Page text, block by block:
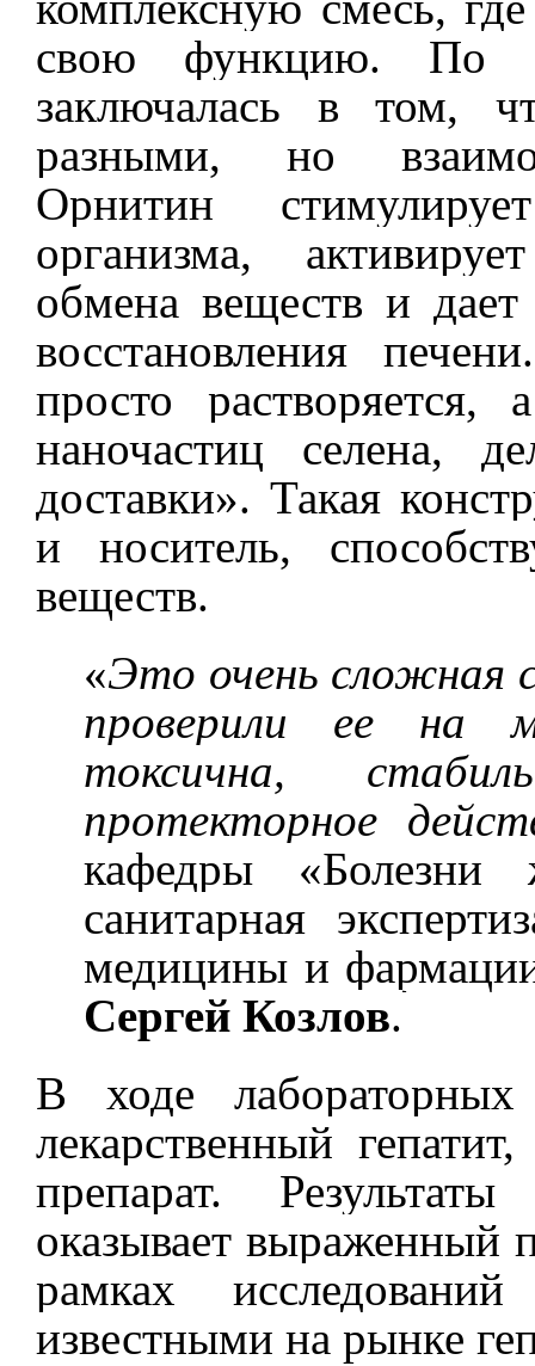
свою функцию. По
заключалась в том,
разными, но
Орнитин
организма,
обмена веществ и
восстановления
просто растворяется,
наночастиц селена,
доставки». Такая
и носитель,
веществ.
«Это очень сложная
проверили ее на
токсична,
протекторное
кафедры «Болезни
санитарная
медицины и
Сергей Козлов.
В ходе
лекарственный
препарат.
оказывает выраженный
рамках
известными на рынке